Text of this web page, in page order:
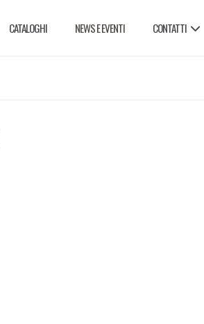
CATALOGHI NEWS E EVENTI CONTATTI